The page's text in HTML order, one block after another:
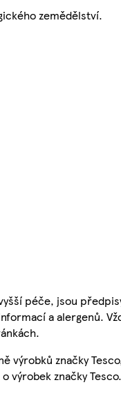
zemědělství.
péče, jsou
a alergenů.
výrobků značky
výrobek značky Tesco.